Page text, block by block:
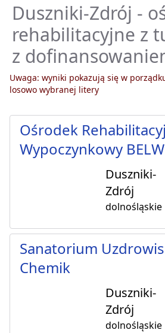
Duszniki-Zdrój -
rehabilitacyjne z
z
Uwaga: wyniki pokazują się w
losowo wybranej litery
Ośrodek
Wypoczynkowy
Duszniki-
Zdrój
dolnośląskie
Sanatorium
Chemik
Duszniki-
Zdrój
dolnośląskie